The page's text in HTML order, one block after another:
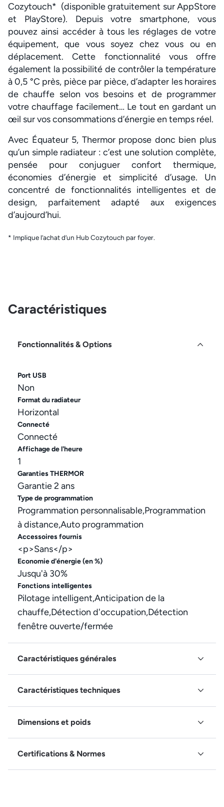
Cozytouch* (disponible gratuitement sur AppStore
et PlayStore). Depuis votre smartphone, vous
pouvez ainsi accéder à tous les réglages de votre
équipement, que vous soyez chez vous ou en
déplacement. Cette fonctionnalité vous offre
également la possibilité de contrôler la température
à 0,5 °C près, pièce par pièce, d’adapter les horaires
de chauffe selon vos besoins et de programmer
votre chauffage facilement… Le tout en gardant un
œil sur vos consommations d’énergie en temps réel.
Avec Équateur 5, Thermor propose donc bien plus
qu’un simple radiateur : c’est une solution complète,
pensée pour conjuguer confort thermique,
économies d’énergie et simplicité d’usage. Un
concentré de fonctionnalités intelligentes et de
design, parfaitement adapté aux exigences
d’aujourd’hui.
* Implique l’achat d’un Hub Cozytouch par foyer.
Caractéristiques
Fonctionnalités & Options
Port USB
Non
Format du radiateur
Horizontal
Connecté
Connecté
Affichage de l'heure
1
Garanties THERMOR
Garantie 2 ans
Type de programmation
Programmation personnalisable,Programmation
à distance,Auto programmation
Accessoires fournis
<p>Sans</p>
Economie d'énergie (en %)
Jusqu'à 30%
Fonctions intelligentes
Pilotage intelligent,Anticipation de la
chauffe,Détection d'occupation,Détection
fenêtre ouverte/fermée
Caractéristiques générales
Caractéristiques techniques
Dimensions et poids
Certifications & Normes